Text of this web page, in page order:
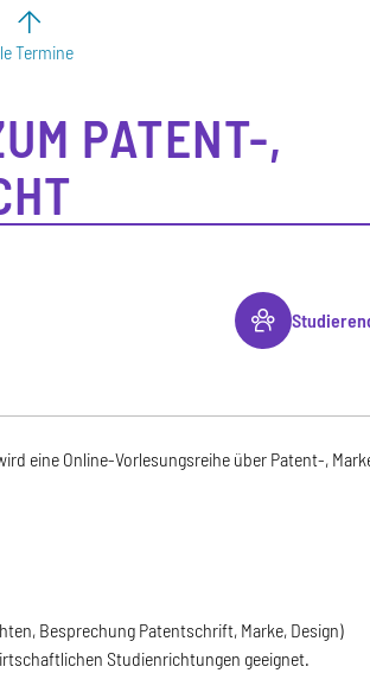
Termine
PATENT-,
eine Online-Vorlesungsreihe über Patent-,
Besprechung Patentschrift, Marke, Design)
Studienrichtungen geeignet.